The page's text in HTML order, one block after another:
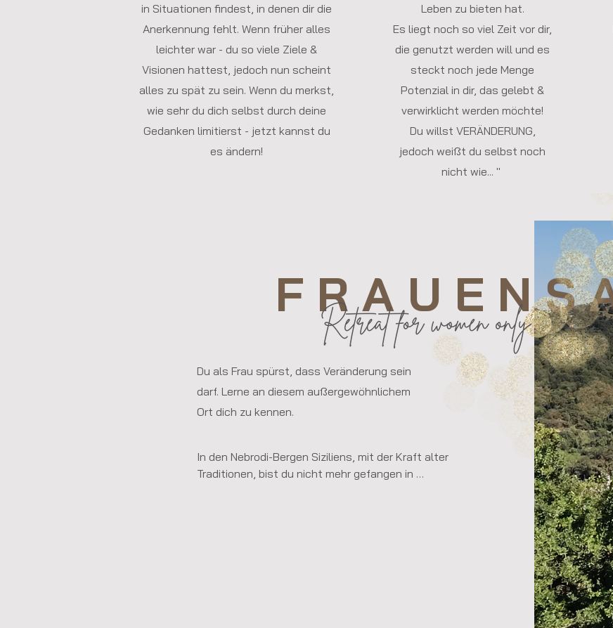
in Situationen findest, in denen dir die
Anerkennung fehlt. Wenn früher alles
leichter war - du so viele Ziele &
Visionen hattest, jedoch nun scheint
alles zu spät zu sein. Wenn du merkst,
wie sehr du dich selbst durch deine
Gedanken limitierst - jetzt kannst du
es ändern!
Leben zu bieten hat.
Es liegt noch so viel Zeit vor dir,
die genutzt werden will und es
steckt noch jede Menge
Potenzial in dir, das gelebt &
verwirklicht werden möchte!
Du willst VERÄNDERUNG,
jedoch weißt du selbst noch
nicht wie... "
Du als Frau spürst, dass Veränderung sein
darf. Lerne an diesem außergewöhnlichem
Ort dich zu kennen.
F R A U E N S
In den Nebrodi-Bergen Siziliens, mit der Kraft alter
Traditionen, bist du nicht mehr gefangen in